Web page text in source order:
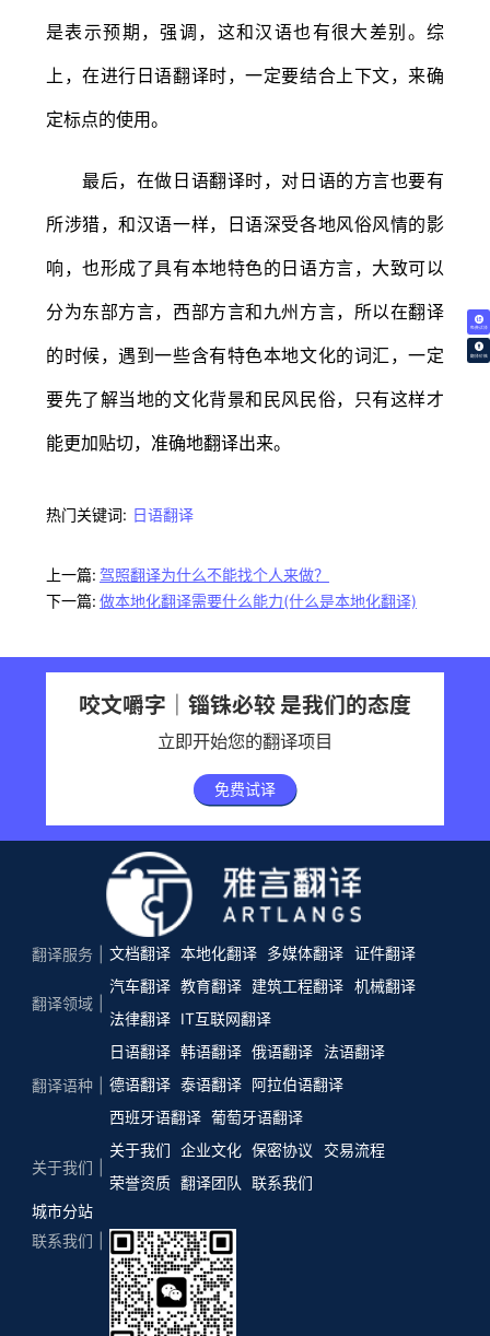
免费试译
翻译价格
是表示预期，强调，这和汉语也有很大差别。综
上，在进行日语翻译时，一定要结合上下文，来确
定标点的使用。
最后，在做日语翻译时，对日语的方言也要有
所涉猎，和汉语一样，日语深受各地风俗风情的影
响，也形成了具有本地特色的日语方言，大致可以
分为东部方言，西部方言和九州方言，所以在翻译
的时候，遇到一些含有特色本地文化的词汇，一定
要先了解当地的文化背景和民风民俗，只有这样才
能更加贴切，准确地翻译出来。
热门关键词: 日语翻译
上一篇: 驾照翻译为什么不能找个人来做？
下一篇: 做本地化翻译需要什么能力(什么是本地化翻译)
咬文嚼字｜锱铢必较 是我们的态度
立即开始您的翻译项目
免费试译
翻译服务 文档翻译 本地化翻译 多媒体翻译 证件翻译
翻译领域
汽车翻译 教育翻译 建筑工程翻译 机械翻译
法律翻译
IT互联网翻译
翻译语种
日语翻译 韩语翻译 俄语翻译
法语翻译
德语翻译 泰语翻译 阿拉伯语翻译
西班牙语翻译 葡萄牙语翻译
关于我们
关于我们 企业文化 保密协议
交易流程
荣誉资质 翻译团队
联系我们
城市分站
联系我们